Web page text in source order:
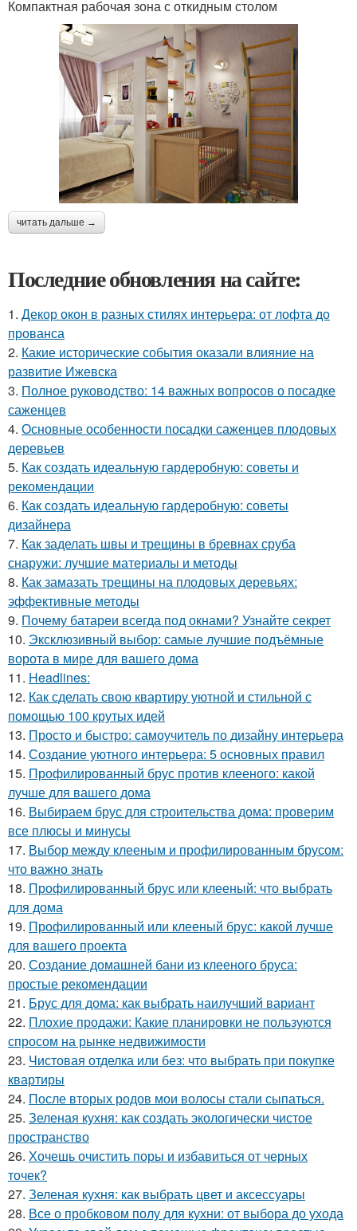
Компактная рабочая зона с откидным столом
читать дальше →
Последние обновления на сайте:
1. Декор окон в разных стилях интерьера: от лофта до
прованса
2. Какие исторические события оказали влияние на
развитие Ижевска
3. Полное руководство: 14 важных вопросов о посадке
саженцев
4. Основные особенности посадки саженцев плодовых
деревьев
5. Как создать идеальную гардеробную: советы и
рекомендации
6. Как создать идеальную гардеробную: советы
дизайнера
7. Как заделать швы и трещины в бревнах сруба
снаружи: лучшие материалы и методы
8. Как замазать трещины на плодовых деревьях:
эффективные методы
9. Почему батареи всегда под окнами? Узнайте секрет
10. Эксклюзивный выбор: самые лучшие подъёмные
ворота в мире для вашего дома
11. Headlines:
12. Как сделать свою квартиру уютной и стильной с
помощью 100 крутых идей
13. Просто и быстро: самоучитель по дизайну интерьера
14. Создание уютного интерьера: 5 основных правил
15. Профилированный брус против клееного: какой
лучше для вашего дома
16. Выбираем брус для строительства дома: проверим
все плюсы и минусы
17. Выбор между клееным и профилированным брусом:
что важно знать
18. Профилированный брус или клееный: что выбрать
для дома
19. Профилированный или клееный брус: какой лучше
для вашего проекта
20. Создание домашней бани из клееного бруса:
простые рекомендации
21. Брус для дома: как выбрать наилучший вариант
22. Плохие продажи: Какие планировки не пользуются
спросом на рынке недвижимости
23. Чистовая отделка или без: что выбрать при покупке
квартиры
24. После вторых родов мои волосы стали сыпаться.
25. Зеленая кухня: как создать экологически чистое
пространство
26. Хочешь очистить поры и избавиться от черных
точек?
27. Зеленая кухня: как выбрать цвет и аксессуары
28. Все о пробковом полу для кухни: от выбора до ухода